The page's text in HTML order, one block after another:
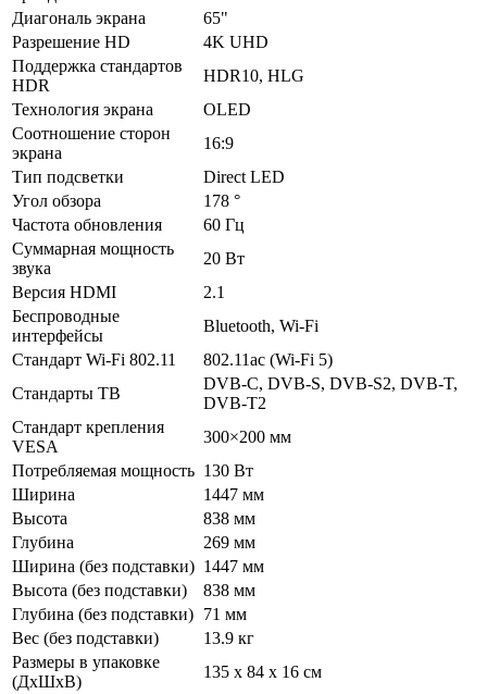
Диагональ экрана
65"
Разрешение HD
4K UHD
Поддержка стандартов
HDR
HDR10, HLG
Технология экрана
OLED
Соотношение сторон
экрана
16:9
Тип подсветки
Direct LED
Угол обзора
178 °
Частота обновления
60 Гц
Суммарная мощность
звука
20 Вт
Версия HDMI
2.1
Беспроводные
интерфейсы
Bluetooth, Wi-Fi
Стандарт Wi-Fi 802.11
802.11ac (Wi-Fi 5)
Стандарты ТВ
DVB-C, DVB-S, DVB-S2, DVB-T,
DVB-T2
Стандарт крепления
VESA
300×200 мм
Потребляемая мощность 130 Вт
Ширина
1447 мм
Высота
838 мм
Глубина
269 мм
Ширина (без подставки) 1447 мм
Высота (без подставки)
838 мм
Глубина (без подставки) 71 мм
Вес (без подставки)
13.9 кг
Размеры в упаковке
(ДхШхВ)
135 x 84 x 16 см